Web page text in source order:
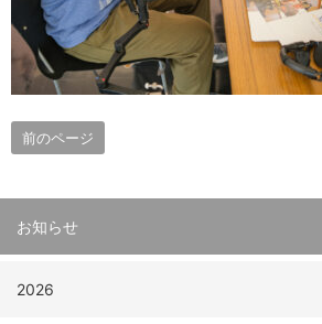
前のページ
お知らせ
2026